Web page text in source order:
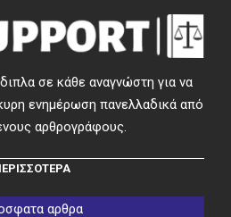
σε κάθε αναγνώστη για να
ενημέρωση πανελλαδικά από
αρθρογράφους.
αρθρα